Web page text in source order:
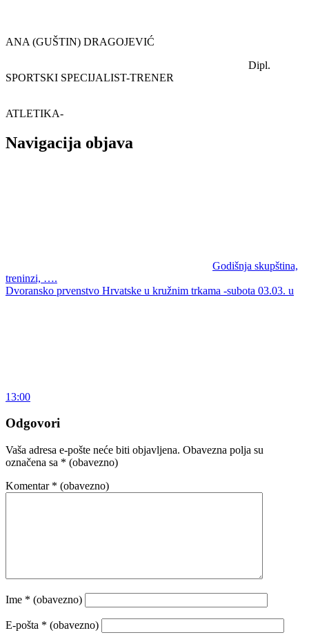
ANA (GUŠTIN) DRAGOJEVIĆ
Dipl.
SPORTSKI SPECIJALIST-TRENER
ATLETIKA-
Navigacija objava
Godišnja skupština,
treninzi, ….
Dvoransko prvenstvo Hrvatske u kružnim trkama -subota 03.03. u
13:00
Odgovori
Vaša adresa e-pošte neće biti objavljena. Obavezna polja su
označena sa * (obavezno)
Komentar * (obavezno)
Ime * (obavezno)
E-pošta * (obavezno)